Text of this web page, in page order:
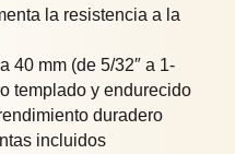
la resistencia a la
40 mm (de 5/32″ a 1-
templado y endurecido
duradero
incluidos